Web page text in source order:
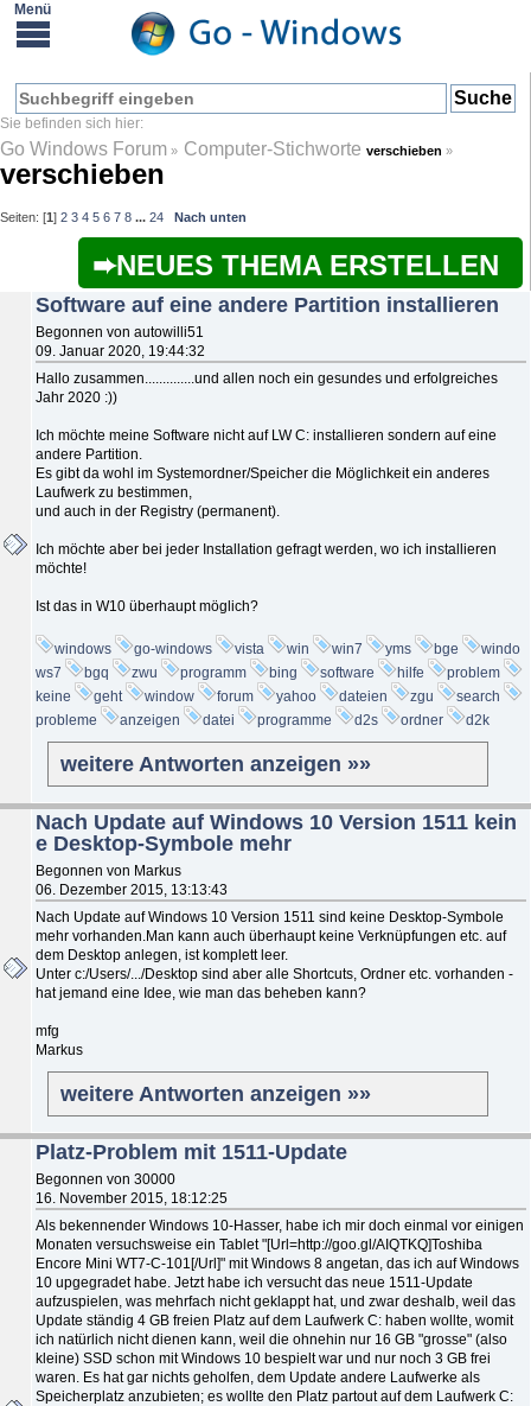
Go Windows Forum » Computer-Stichworteverschieben »
verschieben
Seiten: [1] 2 3 4 5 6 7 8 ... 24 Nach unten
NEUES THEMA ERSTELLEN
Software auf eine andere Partition installieren
Begonnen von autowilli51
09. Januar 2020, 19:44:32
Hallo zusammen..............und allen noch ein gesundes und erfolgreiches
Jahr 2020 :))
Ich möchte meine Software nicht auf LW C: installieren sondern auf eine
andere Partition.
Es gibt da wohl im Systemordner/Speicher die Möglichkeit ein anderes
Laufwerk zu bestimmen,
und auch in der Registry (permanent).
Ich möchte aber bei jeder Installation gefragt werden, wo ich installieren
möchte!
Ist das in W10 überhaupt möglich?
windows go-windows vista win win7 yms bge
windo
ws7
bgq zwu programm bing software hilfe
problem
keine
geht window forum yahoo dateien zgu
search
probleme
anzeigen datei programme d2s ordner d2k
weitere Antworten anzeigen »»
Nach Update auf Windows 10 Version 1511 kein
e Desktop-Symbole mehr
Begonnen von Markus
06. Dezember 2015, 13:13:43
Nach Update auf Windows 10 Version 1511 sind keine Desktop-Symbole
mehr vorhanden.Man kann auch überhaupt keine Verknüpfungen etc. auf
dem Desktop anlegen, ist komplett leer.
Unter c:/Users/.../Desktop sind aber alle Shortcuts, Ordner etc. vorhanden -
hat jemand eine Idee, wie man das beheben kann?
mfg
Markus
weitere Antworten anzeigen »»
Platz-Problem mit 1511-Update
Begonnen von 30000
16. November 2015, 18:12:25
Als bekennender Windows 10-Hasser, habe ich mir doch einmal vor einigen
Monaten versuchsweise ein Tablet "[Url=http://goo.gl/AIQTKQ]Toshiba
Encore Mini WT7-C-101[/Url]" mit Windows 8 angetan, das ich auf Windows
10 upgegradet habe. Jetzt habe ich versucht das neue 1511-Update
aufzuspielen, was mehrfach nicht geklappt hat, und zwar deshalb, weil das
Update ständig 4 GB freien Platz auf dem Laufwerk C: haben wollte, womit
ich natürlich nicht dienen kann, weil die ohnehin nur 16 GB "grosse" (also
kleine) SSD schon mit Windows 10 bespielt war und nur noch 3 GB frei
waren. Es hat gar nichts geholfen, dem Update andere Laufwerke als
Speicherplatz anzubieten; es wollte den Platz partout auf dem Laufwerk C: